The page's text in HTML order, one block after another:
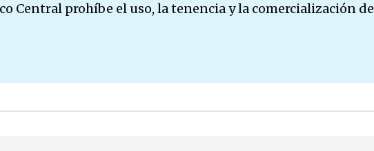
Central prohíbe el uso, la tenencia y la comercialización de